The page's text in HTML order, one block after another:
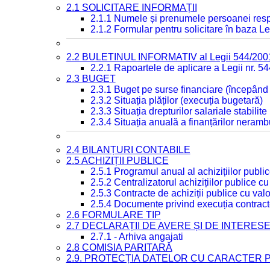
2.1 SOLICITARE INFORMAȚII
2.1.1 Numele și prenumele persoanei
2.1.2 Formular pentru solicitare în baza
2.2 BULETINUL INFORMATIV al Legii 544/
2.2.1 Rapoartele de aplicare a Legii nr.
2.3 BUGET
2.3.1 Buget pe surse financiare
2.3.2 Situația plăților (execuția bugetară)
2.3.3 Situația drepturilor salariale
2.3.4 Situația anuală a finanțărilor
2.4 BILANȚURI CONTABILE
2.5 ACHIZIȚII PUBLICE
2.5.1 Programul anual al achizițiilor
2.5.2 Centralizatorul achizițiilor publice
2.5.3 Contracte de achiziții publice cu
2.5.4 Documente privind execuția
2.6 FORMULARE TIP
2.7 DECLARAȚII DE AVERE ȘI DE INTERESE
2.7.1 - Arhiva angajati
2.8 COMISIA PARITARĂ
2.9. PROTECȚIA DATELOR CU CARACTER